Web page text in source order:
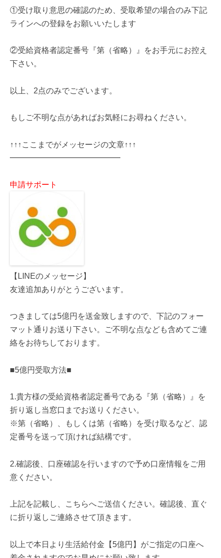
①受け取り意思の確認のため、受取希望の場合のみ下記
ラインへの登録をお願いいたします
②受給資格者認定番号『第（省略）』をお手元にお控え
下さい。
以上、2点のみでございます。
もしご不明な点があればお気軽にお尋ねください。
↑↑↑ここまでがメッセージの文章↑↑↑
━━━━━━━━━━━━━━
申請サポート
【LINEのメッセージ】
友達追加ありがとうございます。
つきましては5億円を送金致しますので、下記のフォー
マット通りお送り下さい。ご不明な点なども含めてご連
絡をお待ちしております。
■5億円受取方法■
1.貴方様の受給資格者認定番号である『第（省略）』を
折り返し当窓口までお送りください。
※第（省略）、もしくは第（省略）を受け取るなど、認
定番号を送って頂ければ結構です。
2.確認後、口座確認を行いますので予め口座情報をご用
意ください。
上記を記載し、こちらへご送信ください。確認後、直ぐ
に折り返しご連絡させて頂きます。
以上で本日より生活給付金【5億円】がご指定の口座へ